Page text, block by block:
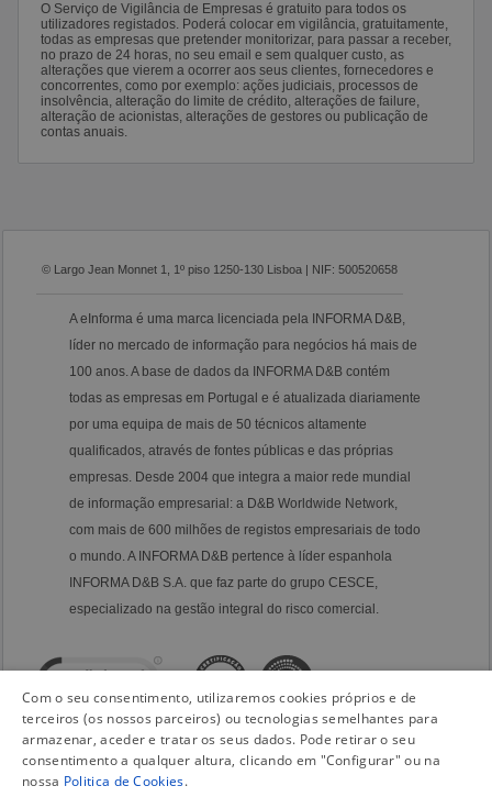
O Serviço de Vigilância de Empresas é gratuito para todos os
utilizadores registados. Poderá colocar em vigilância, gratuitamente,
todas as empresas que pretender monitorizar, para passar a receber,
no prazo de 24 horas, no seu email e sem qualquer custo, as
alterações que vierem a ocorrer aos seus clientes, fornecedores e
concorrentes, como por exemplo: ações judiciais, processos de
insolvência, alteração do limite de crédito, alterações de failure,
alteração de acionistas, alterações de gestores ou publicação de
contas anuais.
© Largo Jean Monnet 1, 1º piso 1250-130 Lisboa | NIF: 500520658
A eInforma é uma marca licenciada pela INFORMA D&B,
líder no mercado de informação para negócios há mais de
100 anos. A base de dados da INFORMA D&B contém
todas as empresas em Portugal e é atualizada diariamente
por uma equipa de mais de 50 técnicos altamente
qualificados, através de fontes públicas e das próprias
empresas. Desde 2004 que integra a maior rede mundial
de informação empresarial: a D&B Worldwide Network,
com mais de 600 milhões de registos empresariais de todo
o mundo. A INFORMA D&B pertence à líder espanhola
INFORMA D&B S.A. que faz parte do grupo CESCE,
especializado na gestão integral do risco comercial.
Com o seu consentimento, utilizaremos cookies próprios e de
terceiros (os nossos parceiros) ou tecnologias semelhantes para
armazenar, aceder e tratar os seus dados. Pode retirar o seu
consentimento a qualquer altura, clicando em "Configurar" ou na
nossa Politica de Cookies.